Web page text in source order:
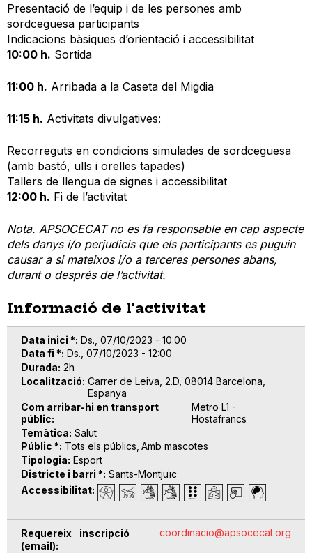
Presentació de l’equip i de les persones amb
sordceguesa participants
Indicacions bàsiques d’orientació i accessibilitat
10:00 h. Sortida
11:00 h. Arribada a la Caseta del Migdia
11:15 h. Activitats divulgatives:
Recorreguts en condicions simulades de sordceguesa
(amb bastó, ulls i orelles tapades)
Tallers de llengua de signes i accessibilitat
12:00 h. Fi de l’activitat
Nota. APSOCECAT no es fa responsable en cap aspecte
dels danys i/o perjudicis que els participants es puguin
causar a si mateixos i/o a terceres persones abans,
durant o després de l’activitat.
Informació de l'activitat
Data inici * Ds., 07/10/2023 - 10:00
Data fi * Ds., 07/10/2023 - 12:00
Durada 2h
Localització Carrer de Leiva, 2.D, 08014 Barcelona,
Espanya
Com arribar-hi en transport
públic
Metro L1 -
Hostafrancs
Temàtica Salut
Públic * Tots els públics Amb mascotes
Tipologia Esport
Districte i barri * Sants-Montjuïc
Accessibilitat
Requereix inscripció
(email)
coordinacio@apsocecat.org